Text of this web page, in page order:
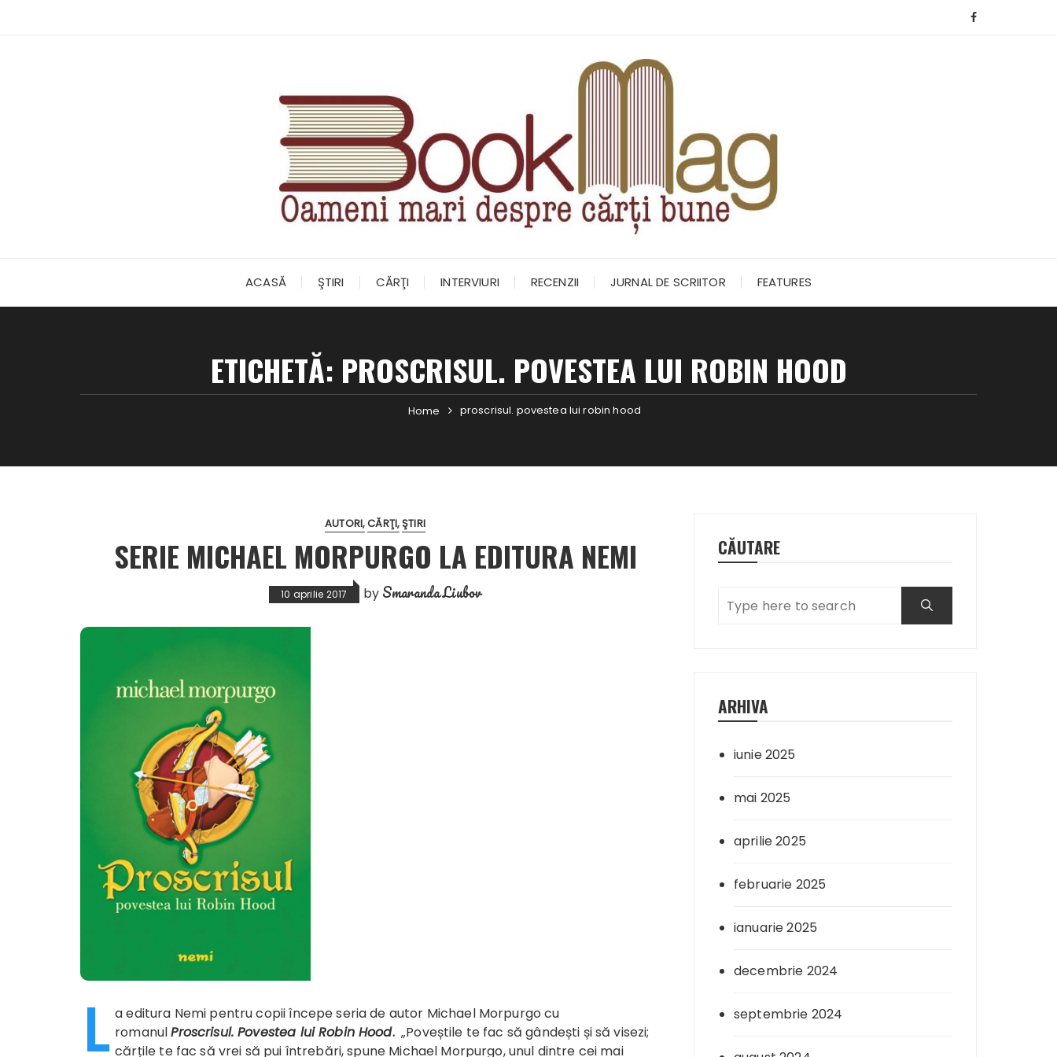
ACASĂ ŞTIRI CĂRŢI INTERVIURI RECENZII JURNAL DE SCRIITOR FEATURES
ETICHETĂ: PROSCRISUL. POVESTEA LUI ROBIN HOOD
Home proscrisul. povestea lui robin hood
AUTORI CĂRŢI ŞTIRI
SERIE MICHAEL MORPURGO LA EDITURA NEMI
10 aprilie 2017 by Smaranda Liubov
L a editura Nemi pentru copii începe seria de autor Michael Morpurgo cu
romanulProscrisul. Povestea lui Robin Hood. „Poveștile te fac să gândești și să visezi;
cărțile te fac să vrei să pui întrebări, spune Michael Morpurgo, unul dintre cei mai
CĂUTARE
ARHIVA
iunie 2025
mai 2025
aprilie 2025
februarie 2025
ianuarie 2025
decembrie 2024
septembrie 2024